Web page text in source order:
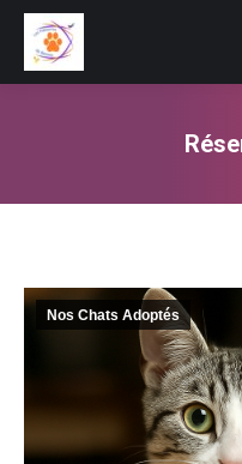
Nos Chats Adoptés